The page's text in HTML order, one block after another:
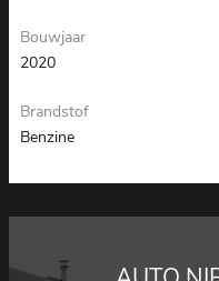
Bouwjaar
2020
Brandstof
Benzine